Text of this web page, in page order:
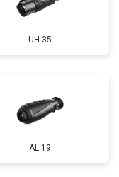
UH 35
AL 19